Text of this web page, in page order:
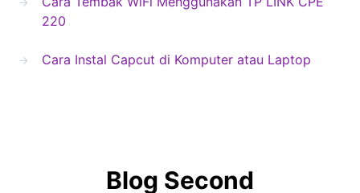
220
Cara Instal Capcut di Komputer atau Laptop
Blog Second